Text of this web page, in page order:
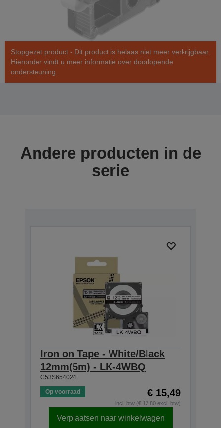
Stopgezet product - Dit product is helaas niet meer verkrijgbaar.
Hieronder vindt u meer informatie over doorlopende
ondersteuning.
Andere producten in de
serie
Iron on Tape - White/Black
12mm(5m) - LK-4WBQ
C53S654024
Op voorraad € 15,49
incl. btw (€ 12,80 excl. btw)
Verplaatsen naar winkelwagen